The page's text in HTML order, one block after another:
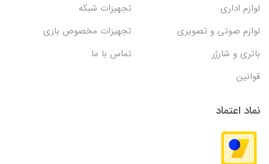
لوازم اداری
تجهیزات شبکه
لوازم صوتی و تصویری
تجهیزات مخصوص بازی
باتری و شارژر
تماس با ما
قوانین
نماد اعتماد